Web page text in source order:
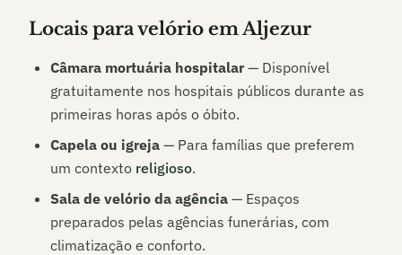
Locais para velório emAljezur
Câmara mortuária hospitalar — Disponível
gratuitamente nos hospitais públicos durante as
primeiras horas após o óbito.
Capela ou igreja — Para famílias que preferem
um contexto religioso.
Sala de velório da agência — Espaços
preparados pelas agências funerárias, com
climatização e conforto.